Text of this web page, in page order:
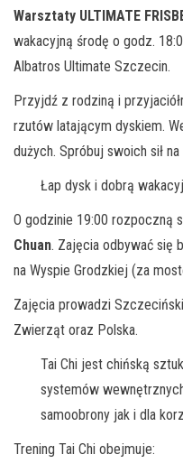
Warsztaty ULTIMATE
wakacyjną środę o godz.
Albatros Ultimate Szczecin.
Przyjdź z rodziną i
rzutów latającym dyskiem.
dużych. Spróbuj swoich sił
Łap dysk i dobrą
O godzinie 19:00 rozpoczną
Chuan. Zajęcia odbywać się
na Wyspie Grodzkiej (za
Zajęcia prowadzi
Zwierząt oraz Polska.
Tai Chi jest chińską
systemów
samoobrony jak i dla
Trening Tai Chi obejmuje: